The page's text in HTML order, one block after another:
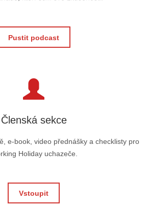
Pustit podcast
Členská sekce
e-book, video přednášky a checklisty pro
Holiday uchazeče.
Vstoupit